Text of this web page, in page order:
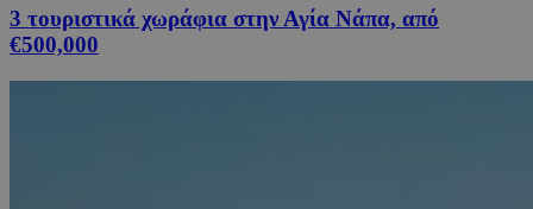
3 τουριστικά χωράφια στην Αγία Νάπα, από
€500,000